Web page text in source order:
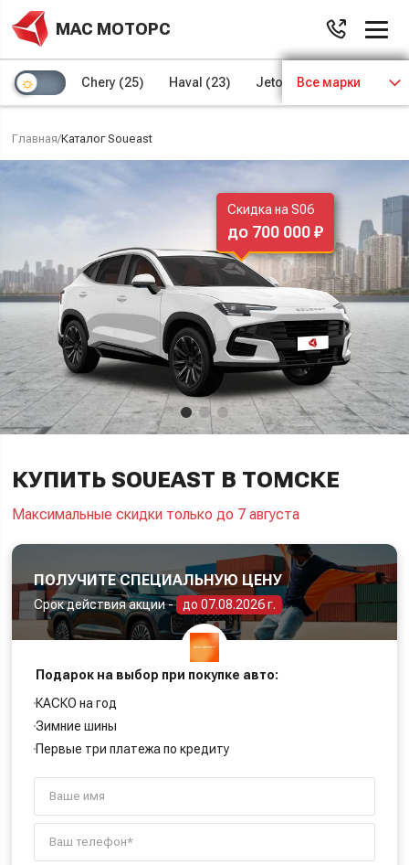
МАС МОТОРС
Chery (25) Haval (23) Jetour (8) Kaiyi (4)
Все марки
Главная/Каталог Soueast
КУПИТЬ SOUEAST В ТОМСКЕ
Максимальные скидки только до 7 августа
ПОЛУЧИТЕ СПЕЦИАЛЬНУЮ ЦЕНУ
Срок действия акции - до 07.08.2026 г.
Подарок на выбор при покупке авто:
КАСКО на год
Зимние шины
Первые три платежа по кредиту
Скидка на S06
до 700 000 ₽